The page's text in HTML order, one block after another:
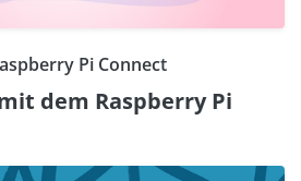
Pi Connect
dem Raspberry Pi